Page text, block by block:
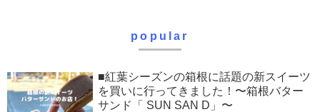
popular
■紅葉シーズンの箱根に話題の新スイーツ
を買いに行ってきました！〜箱根バター
サンド「 SUN SAN D」〜